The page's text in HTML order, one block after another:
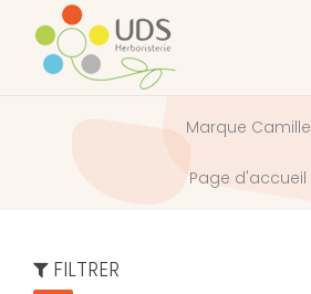
Marque Camille
Page d'accueil
FILTRER